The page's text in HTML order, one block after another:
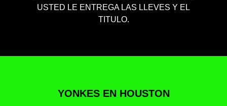
USTED LE ENTREGA LAS LLEVES Y EL
TITULO.
YONKES EN HOUSTON